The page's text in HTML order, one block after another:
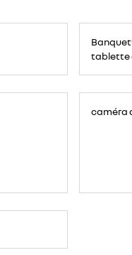
avant
places,
espace
portable,
tablette
caméra